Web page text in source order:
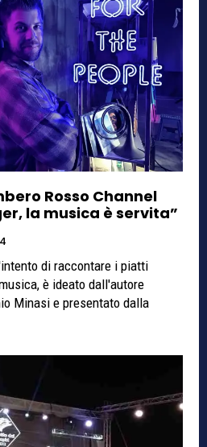
Rosso Channel
la musica è servita”
di raccontare i piatti
è ideato dall'autore
Minasi e presentato dalla